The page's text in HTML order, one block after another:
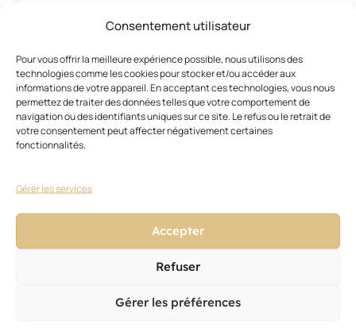
Consentement utilisateur
Pour vous offrir la meilleure expérience possible, nous utilisons des
technologies comme les cookies pour stocker et/ou accéder aux
informations de votre appareil. En acceptant ces technologies, vous nous
permettez de traiter des données telles que votre comportement de
navigation ou des identifiants uniques sur ce site. Le refus ou le retrait de
votre consentement peut affecter négativement certaines
fonctionnalités.
Gérer les services
Accepter
Refuser
Gérer les préférences
et
un
book
Toni&Guy,
tandis
que
gagnant
plus